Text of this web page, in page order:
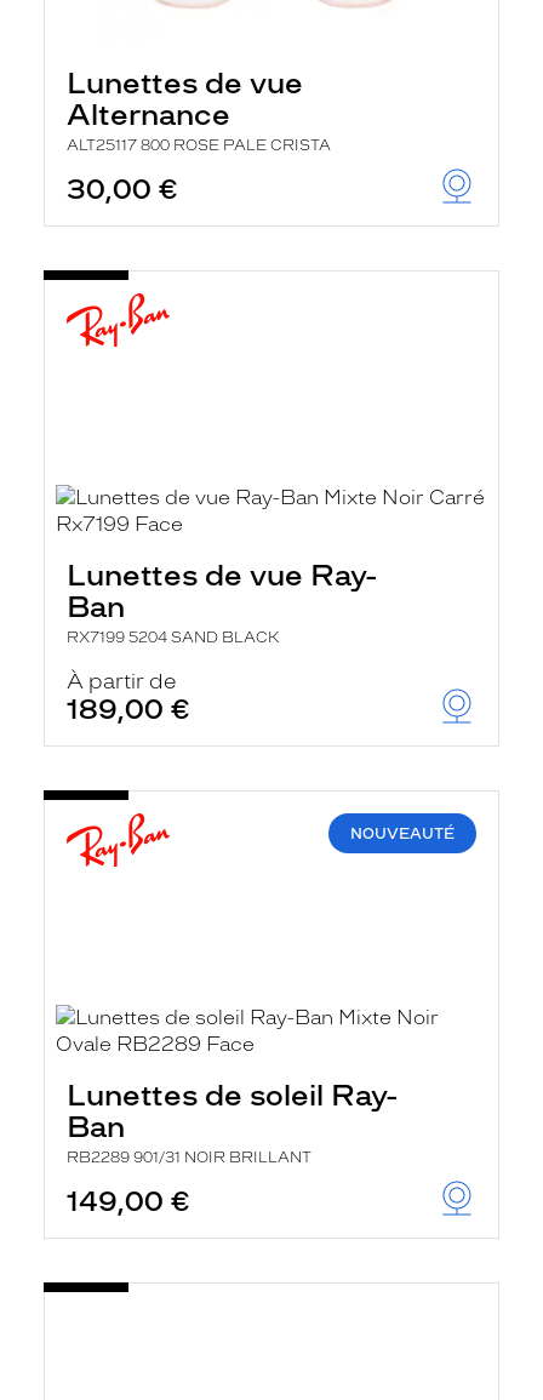
Lunettes de vue
Alternance
ALT25117 800 ROSE PALE CRISTA
30,00 €
Lunettes de vue Ray-
Ban
RX7199 5204 SAND BLACK
À partir de
189,00 €
NOUVEAUTÉ
Lunettes de soleil Ray-
Ban
RB2289 901/31 NOIR BRILLANT
149,00 €